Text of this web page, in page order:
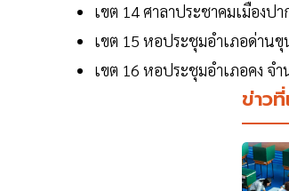
เขต 14 ศาลาประชาคมเมือง
เขต 15 หอประชุมอำเภอด่าน
เขต 16 หอประชุมอำเภอคง จ
ข่าว